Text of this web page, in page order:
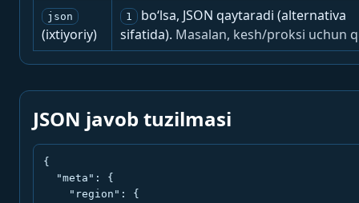
json
(ixtiyoriy)
1
bo‘lsa, JSON qaytaradi (alternativa
sifatida). Masalan, kesh/proksi uchun
JSON javob tuzilmasi
{
  "meta": {
    "region": {